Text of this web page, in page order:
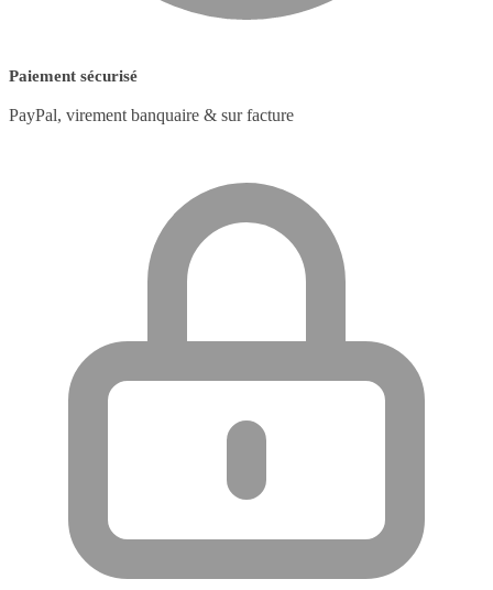
Paiement sécurisé
PayPal, virement banquaire & sur facture